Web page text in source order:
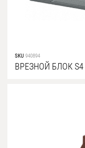
SKU 940894
ВРЕЗНОЙ БЛОК S4